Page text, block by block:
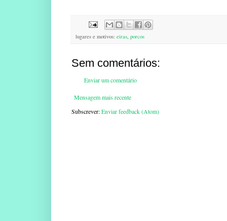
lugares e motivos: eiras, porcos
Sem comentários:
Enviar um comentário
Mensagem mais recente
Subscrever:Enviar feedback (Atom)